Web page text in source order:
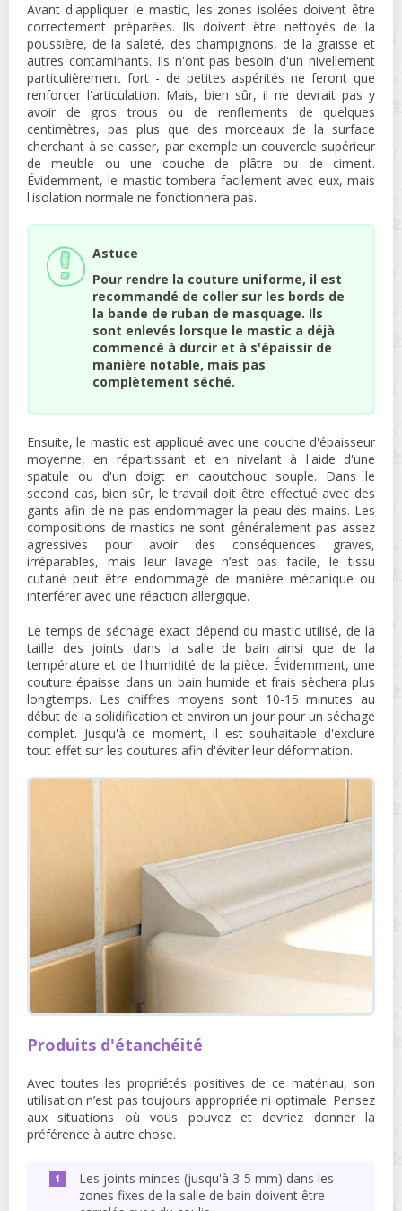
Avant d'appliquer le mastic, les zones isolées doivent être
correctement préparées. Ils doivent être nettoyés de la
poussière, de la saleté, des champignons, de la graisse et
autres contaminants. Ils n'ont pas besoin d'un nivellement
particulièrement fort - de petites aspérités ne feront que
renforcer l'articulation. Mais, bien sûr, il ne devrait pas y
avoir de gros trous ou de renflements de quelques
centimètres, pas plus que des morceaux de la surface
cherchant à se casser, par exemple un couvercle supérieur
de meuble ou une couche de plâtre ou de ciment.
Évidemment, le mastic tombera facilement avec eux, mais
l'isolation normale ne fonctionnera pas.
Astuce
Pour rendre la couture uniforme, il est
recommandé de coller sur les bords de
la bande de ruban de masquage. Ils
sont enlevés lorsque le mastic a déjà
commencé à durcir et à s'épaissir de
manière notable, mais pas
complètement séché.
Ensuite, le mastic est appliqué avec une couche d'épaisseur
moyenne, en répartissant et en nivelant à l'aide d'une
spatule ou d'un doigt en caoutchouc souple. Dans le
second cas, bien sûr, le travail doit être effectué avec des
gants afin de ne pas endommager la peau des mains. Les
compositions de mastics ne sont généralement pas assez
agressives pour avoir des conséquences graves,
irréparables, mais leur lavage n’est pas facile, le tissu
cutané peut être endommagé de manière mécanique ou
interférer avec une réaction allergique.
Le temps de séchage exact dépend du mastic utilisé, de la
taille des joints dans la salle de bain ainsi que de la
température et de l'humidité de la pièce. Évidemment, une
couture épaisse dans un bain humide et frais sèchera plus
longtemps. Les chiffres moyens sont 10-15 minutes au
début de la solidification et environ un jour pour un séchage
complet. Jusqu'à ce moment, il est souhaitable d'exclure
tout effet sur les coutures afin d'éviter leur déformation.
Produits d'étanchéité
Avec toutes les propriétés positives de ce matériau, son
utilisation n’est pas toujours appropriée ni optimale. Pensez
aux situations où vous pouvez et devriez donner la
préférence à autre chose.
Les joints minces (jusqu'à 3-5 mm) dans les
zones fixes de la salle de bain doivent être